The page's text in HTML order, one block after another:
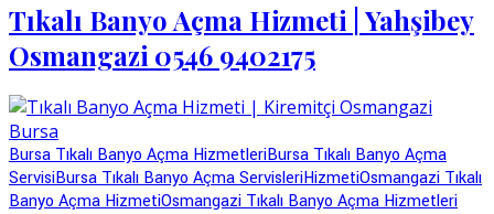
Tıkalı Banyo Açma Hizmeti | Yahşibey
Osmangazi 0546 9402175
Bursa Tıkalı Banyo Açma HizmetleriBursa Tıkalı Banyo Açma
ServisiBursa Tıkalı Banyo Açma ServisleriHizmetiOsmangazi Tıkalı
Banyo Açma HizmetiOsmangazi Tıkalı Banyo Açma Hizmetleri